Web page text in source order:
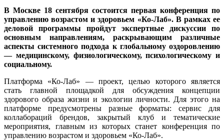
В Москве 18 сентября состоится первая конференция по
управлению возрастом и здоровьем «Ко-Лаб». В рамках ее
деловой программы пройдут экспертные дискуссии по
основным направлениям, раскрывающим различные
аспекты системного подхода к глобальному оздоровлению
— медицинскому, физиологическому, психологическому и
социальному.
Платформа «Ко-Лаб» — проект, целью которого является
стать главной площадкой для обсуждения концепции
здорового образа жизни и экологии личности. Для этого на
платформе предусмотрены разные форматы: сервис для
коллабораций брендов, закрытый клуб и тематические
мероприятия, главным из которых станет конференция по
управлению возрастом и здоровьем «Ко-Лаб».